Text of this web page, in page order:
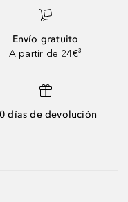
Envío gratuito
A partir de 24€³
días de devolución